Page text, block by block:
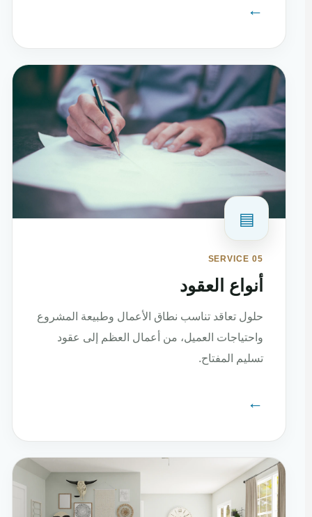
←
▤
SERVICE 05
أنواع العقود
حلول تعاقد تناسب نطاق الأعمال وطبيعة المشروع
واحتياجات العميل، من أعمال العظم إلى عقود
تسليم المفتاح.
←